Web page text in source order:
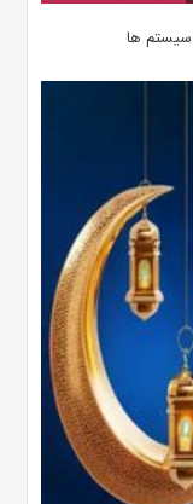
سیستم­ ها